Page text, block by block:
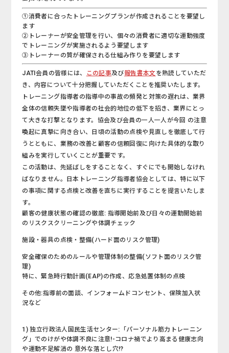
①消費者に合ったトレーニングプランが作成されることを要望し
ます
②トレーナーが安全管理を行い、個々の消費者に適切な運動強度
でトレーニングが実施されるよう要望します
③トレーナーの質が確保される仕組み作りを要望します
JATI会員の皆様には、 この記事及び報告書本文 を熟読していただ
き、内容について十分把握していただくことを推奨いたします。
トレーニング指導者の指導中の事故の頻発と対策の遅れは、業界
全体の信頼失墜や指導者の社会的地位の低下を招き、業界にとっ
て大きな打撃となります。協会及び会員の一人一人が今回 の注意
喚起に真摯に向き合い、日頃の活動の点検や見直しを徹底して行
うとともに、業務の改善と顧客の信頼回復に向けた具体的な取り
組みを実行していくことが重要です。
この活動は、先延ばしをすることなく、すぐにでも開始しなけれ
ばなりません。日本トレーニング指導者協会としては、特に以下
の事項に関する点検と改善を直ちに実行することを提言いたしま
す。
顧客の健康状態の確認の徹底: 指導開始前及び日々の運動開始前
のリスクスクリーニングや体調チェック
施設・器具の点検・整備(ハード面のリスク管理)
安全確保のためのルールや管理体制の整備(ソフト面のリスク管
理)
特に、緊急時行動計画(EAP)の作成、応急処置体制の点検
その他:指導前の面談、インフォームドコンセント、保険加入状
況など
1) 独立行政法人国民生活センター:「パーソナル筋力トレーニン
グ」でのけがや体調不良に注意!-コロナ禍でより高まる健康志向
や運動不足解消の 意外な落とし穴!?